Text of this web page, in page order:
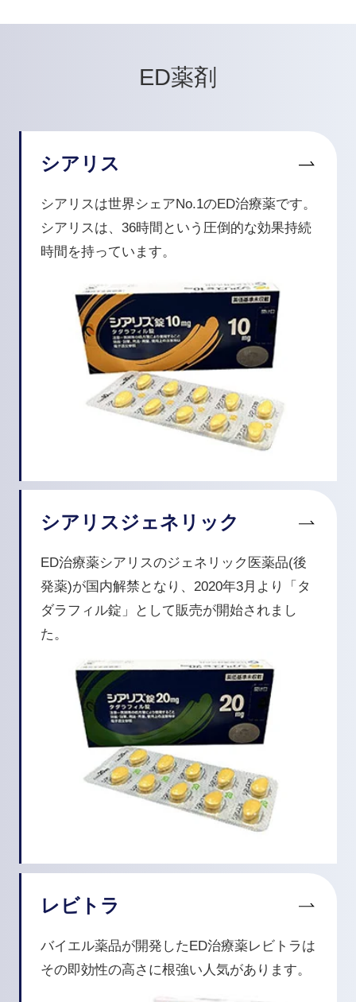
ED薬剤
シアリス
シアリスは世界シェアNo.1のED治療薬です。
シアリスは、36時間という圧倒的な効果持続
時間を持っています。
シアリスジェネリック
ED治療薬シアリスのジェネリック医薬品(後
発薬)が国内解禁となり、2020年3月より「タ
ダラフィル錠」として販売が開始されまし
た。
レビトラ
バイエル薬品が開発したED治療薬レビトラは
その即効性の高さに根強い人気があります。